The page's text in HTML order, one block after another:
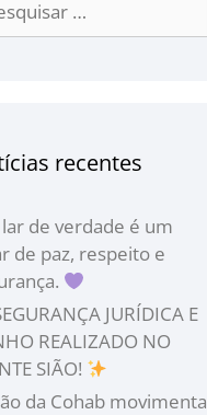
recentes
de verdade é um
de paz, respeito e
JURÍDICA E
REALIZADO NO
SIÃO!
da Cohab movimenta